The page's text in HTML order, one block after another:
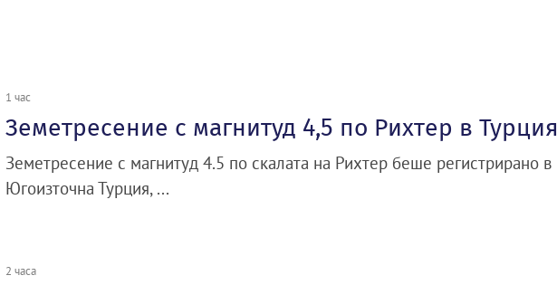
1 час
Земетресение с магнитуд 4,5 по Рихтер в Турция
Земетресение с магнитуд 4.5 по скалата на Рихтер беше регистрирано в
Югоизточна Турция, ...
2 часа